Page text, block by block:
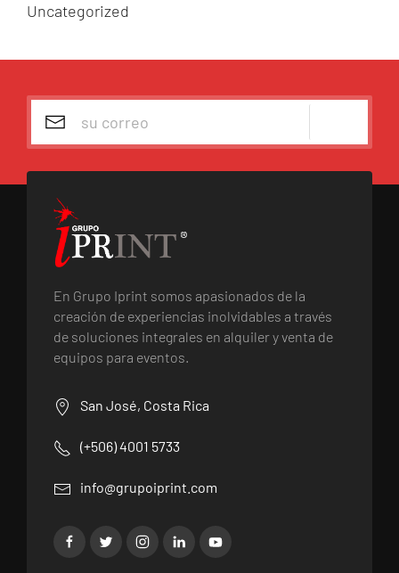
Uncategorized
En Grupo Iprint somos apasionados de la
creación de experiencias inolvidables a través
de soluciones integrales en alquiler y venta de
equipos para eventos.
San José, Costa Rica
(+506) 4001 5733
info@grupoiprint.com